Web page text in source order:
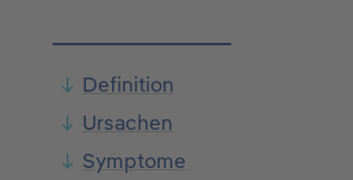
Definition
Ursachen
Symptome